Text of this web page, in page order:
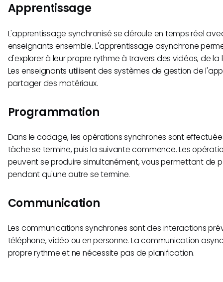
Apprentissage
L'apprentissage synchronisé se déroule en temps réel
enseignants ensemble. L'apprentissage asynchrone
d'explorer à leur propre rythme à travers des vidéos, de
Les enseignants utilisent des systèmes de gestion de
partager des matériaux.
Programmation
Dans le codage, les opérations synchrones sont
tâche se termine, puis la suivante commence. Les
peuvent se produire simultanément, vous permettant de
pendant qu'une autre se termine.
Communication
Les communications synchrones sont des interactions
téléphone, vidéo ou en personne. La communication
propre rythme et ne nécessite pas de planification.